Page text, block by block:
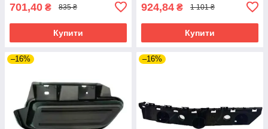
701,40 ₴ 835 ₴
Купити
924,84 ₴ 1 101 ₴
Купити
–16% –16%